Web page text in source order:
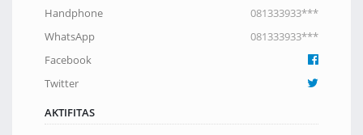
Handphone
081333933***
WhatsApp
081333933***
Facebook
Twitter
AKTIFITAS